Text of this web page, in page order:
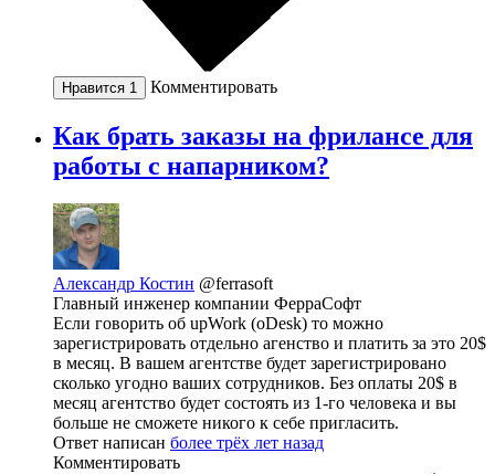
Нравится 1 Комментировать
Как брать заказы на фрилансе для
работы с напарником?
Александр Костин @ferrasoft
Главный инженер компании ФерраСофт
Если говорить об upWork (oDesk) то можно
зарегистрировать отдельно агенство и платить за это 20$
в месяц. В вашем агентстве будет зарегистрировано
сколько угодно ваших сотрудников. Без оплаты 20$ в
месяц агентство будет состоять из 1-го человека и вы
больше не сможете никого к себе пригласить.
Ответ написан более трёх лет назад
Комментировать